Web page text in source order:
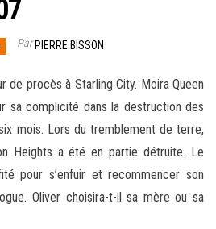
ParPIERRE BISSON
de procès à Starling City. Moira Queen
sa complicité dans la destruction des
mois. Lors du tremblement de terre,
Heights a été en partie détruite. Le
pour s’enfuir et recommencer son
Oliver choisira-t-il sa mère ou sa